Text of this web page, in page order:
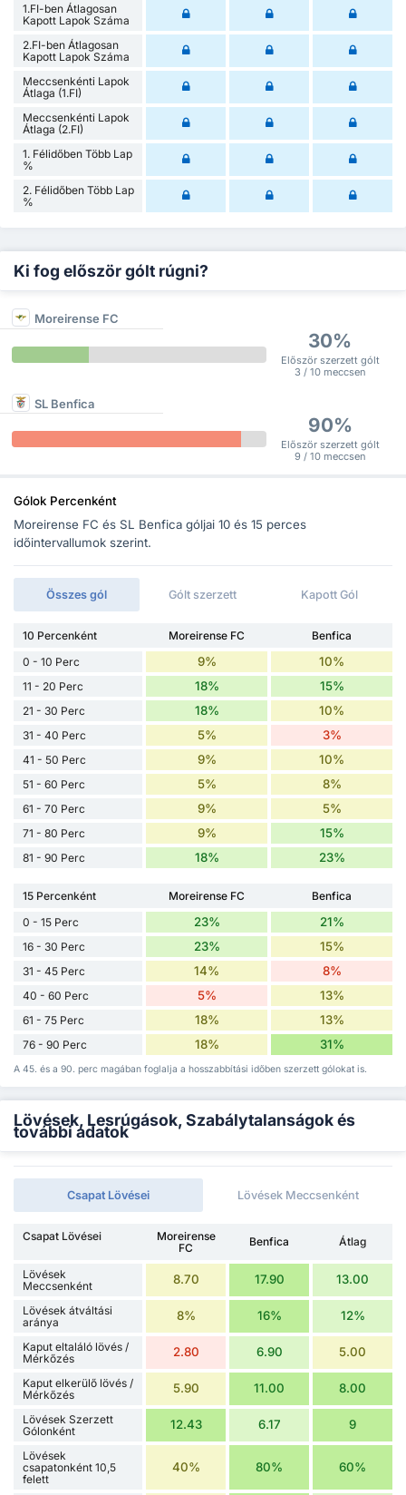
1.FI-ben Átlagosan
Kapott Lapok Száma
2.FI-ben Átlagosan
Kapott Lapok Száma
Meccsenkénti Lapok
Átlaga (1.FI)
Meccsenkénti Lapok
Átlaga (2.FI)
1. Félidőben Több Lap
%
2. Félidőben Több Lap
%
Ki fog először gólt rúgni?
Moreirense FC
30%
Először szerzett gólt
3 / 10 meccsen
SL Benfica
90%
Először szerzett gólt
9 / 10 meccsen
Gólok Percenként
Moreirense FC és SL Benfica góljai 10 és 15 perces
időintervallumok szerint.
Összes gól Gólt szerzett Kapott Gól
10 Percenként Moreirense FC
Benfica
0 - 10 Perc
9% 10%
11 - 20 Perc 18% 15%
21 - 30 Perc 18% 10%
31 - 40 Perc 5% 3%
41 - 50 Perc 9% 10%
51 - 60 Perc 5% 8%
61 - 70 Perc 9% 5%
71 - 80 Perc 9% 15%
81 - 90 Perc 18% 23%
15 Percenként Moreirense FC
Benfica
0 - 15 Perc
23% 21%
16 - 30 Perc 23% 15%
31 - 45 Perc 14% 8%
40 - 60 Perc 5% 13%
61 - 75 Perc 18% 13%
76 - 90 Perc 18% 31%
A 45. és a 90. perc magában foglalja a hosszabbítási időben szerzett gólokat is.
Lövések, Lesrúgások, Szabálytalanságok és
további adatok
Csapat Lövései Lövések Meccsenként
Csapat Lövései
Moreirense
FC
Benfica Átlag
Lövések
Meccsenként
8.70 17.90 13.00
Lövések átváltási
aránya
8% 16% 12%
Kaput eltaláló lövés /
Mérkőzés
2.80 6.90 5.00
Kaput elkerülő lövés /
Mérkőzés
5.90 11.00 8.00
Lövések Szerzett
Gólonként
12.43 6.17 9
Lövések
csapatonként 10,5
felett
40% 80% 60%